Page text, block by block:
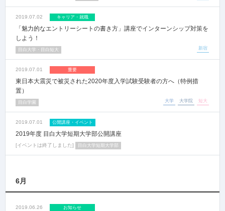
2019.07.02 キャリア・就職
「魅力的なエントリーシートの書き方」講座でインターンシップ対策を
しよう！
新宿
目白大学・目白短大
2019.07.01 重要
東日本大震災で被災された2020年度入学試験受験者の方へ（特例措
置）
大学 大学院 短大
目白学園
2019.07.01 公開講座・イベント
2019年度 目白大学短期大学部公開講座
イベントは終了しました 目白大学短期大学部
6月
2019.06.26 お知らせ